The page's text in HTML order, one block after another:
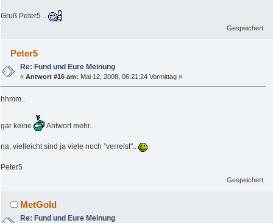
Gruß Peter5 ..
Gespeichert
Peter5
Re: Fund und Eure Meinung
«Antwort #16 am: Mai 12, 2008, 06:21:24 Vormittag »
hhmm..
gar keine Antwort mehr..
na, vielleicht sind ja viele noch "verreist"..
Peter5
Gespeichert
MetGold
Re: Fund und Eure Meinung